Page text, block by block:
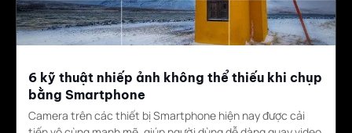
6 kỹ thuật nhiếp ảnh không thể thiếu khi chụp
bằng Smartphone
Camera trên các thiết bị Smartphone hiện nay được cải